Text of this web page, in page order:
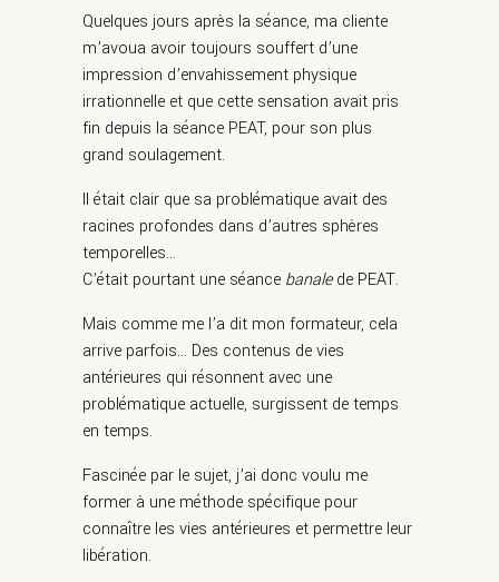
Quelques jours après la séance, ma cliente
m’avoua avoir toujours souffert d’une
impression d’envahissement physique
irrationnelle et que cette sensation avait pris
fin depuis la séance PEAT, pour son plus
grand soulagement.
Il était clair que sa problématique avait des
racines profondes dans d’autres sphères
temporelles…
C’était pourtant une séance banalede PEAT.
Mais comme me l’a dit mon formateur, cela
arrive parfois… Des contenus de vies
antérieures qui résonnent avec une
problématique actuelle, surgissent de temps
en temps.
Fascinée par le sujet, j’ai donc voulu me
former à une méthode spécifique pour
connaître les vies antérieures et permettre leur
libération.